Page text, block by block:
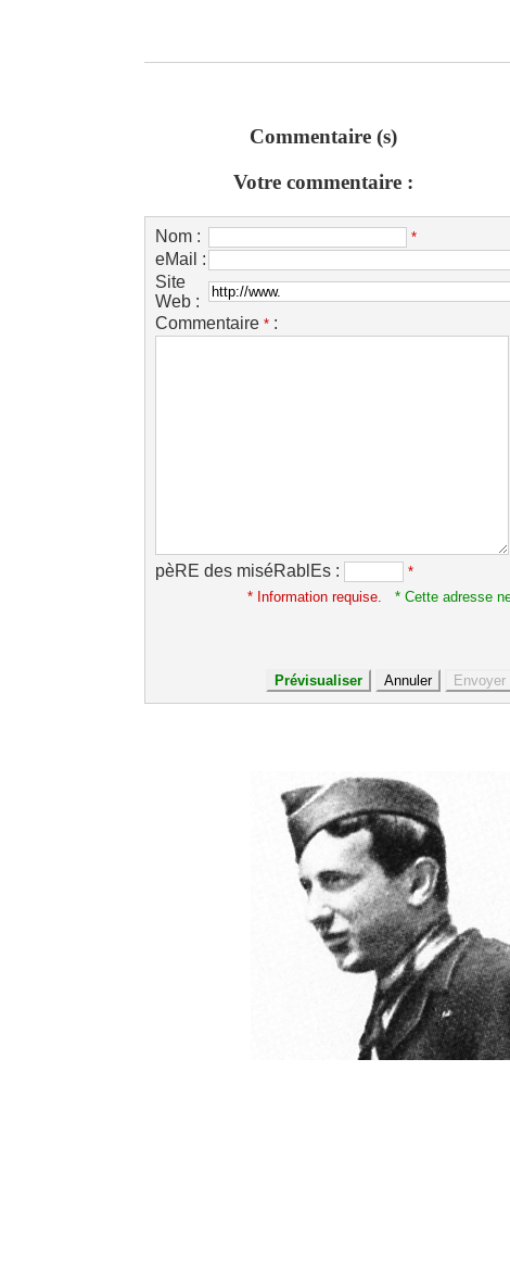
Commentaire (s)
Votre commentaire :
Nom : *
eMail :
Site
Web :
Commentaire * :
pèRE des miséRablEs :
*
* Information requise.
* Cette adresse